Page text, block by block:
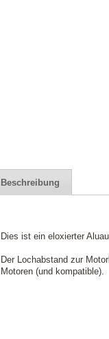
Beschreibung
Dies ist ein eloxierter
Der Lochabstand zur
Motoren (und kompatible).